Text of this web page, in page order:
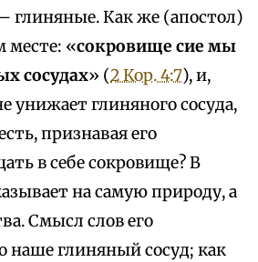
Как же (апостол)
месте: «сокровище сие мы
сосудах» (2 Кор. 4:7), и,
унижает глиняного сосуда,
признавая его
в себе сокровище? В
на самую природу, а
Смысл слов его
наше глиняный сосуд; как